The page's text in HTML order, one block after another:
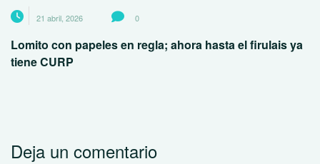
21 abril, 2026 0
Lomito con papeles en regla; ahora hasta el firulais ya
tiene CURP
Deja un comentario